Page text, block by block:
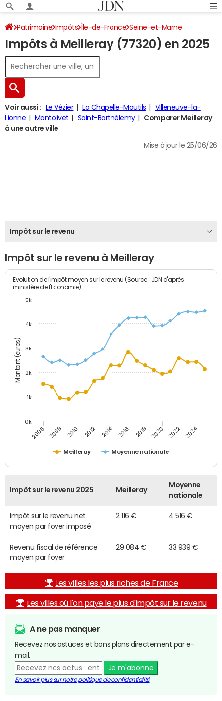
Patrimoine Impôts Île-de-France Seine-et-Marne
Meilleray Impôt sur le revenu
Impôts à Meilleray (77320) en 2025
Voir aussi : Le Vézier La Chapelle-Moutils
Villeneuve-la-
Lionne
Montolivet Saint-Barthélemy
Comparer Meilleray
à une autre ville
Mise à jour le 25/06/26
Impôt sur le revenu
Impôt sur le revenu à Meilleray
Montant (euros)
Evolution de l'impôt moyen sur le revenu (Source : JDN d'après
ministère de l'Economie)
Meilleray Moyenne nationale
2006 2008 2010 2012 2014 2016 2018 2020 2022 2024
0k
1k
2k
3k
4k
5k
Impôt sur le revenu 2025 Meilleray
Moyenne
nationale
Impôt sur le revenu net
moyen par foyer imposé
2 116 € 4 516 €
Revenu fiscal de référence
moyen par foyer
29 084 € 33 939 €
Les villes les plus riches de France
Les villes où l'on paye le plus d'impôt sur le revenu
A ne pas manquer
Recevez nos astuces et bons plans directement par e-
mail.
Je m'abonne
En savoir plus sur notre politique de confidentialité